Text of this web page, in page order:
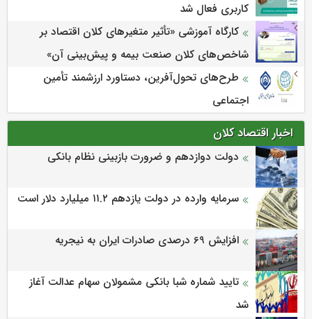
کاربری فعال شد
كارگاه آموزشی «تأثیر متغیرهای كلان اقتصاد بر
شاخص‌های كلان صنعت بیمه و پیش‌بینی آن»
طرح‌های تحول‌آفرین، دستاورد ارزشمند تأمین
اجتماعی
اخبار اقتصاد کلان
دولت دوازدهم و ضرورت بازبینی نظام بانکی
سرمایه وارده در دولت یازدهم ۱۱.۲ میلیارد دلار است
افزایش 69 درصدی صادرات ایران به نیجریه
تایید شماره شبا بانکی مشمولان سهام عدالت آغاز
شد